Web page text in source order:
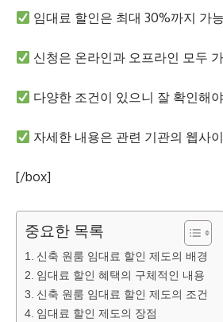
임대료 할인은 최대 30%까지 가
신청은 온라인과 오프라인 모두
다양한 조건이 있으니 잘 확인해
자세한 내용은 관련 기관의 웹사
[/box]
중요한 목록
신축 원룸 임대료 할인 제도의 배경
임대료 할인 혜택의 구체적인 내용
신축 원룸 임대료 할인 제도의 조건
임대료 할인 제도의 장점